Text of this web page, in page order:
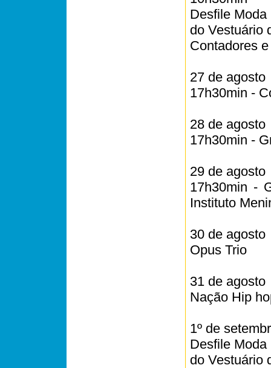
Desfile
do Vestuário
Contadores
27 de agosto
17h30min -
28 de agosto
17h30min -
29 de agosto
17h30min -
Instituto
30 de agosto
Opus Trio
31 de agosto
Nação Hip
1º de
Desfile
do Vestuário